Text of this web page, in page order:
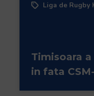
Liga de Rugby
Timisoara
in fata